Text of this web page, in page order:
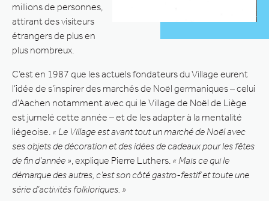
millions de personnes,
attirant des visiteurs
étrangers de plus en
plus nombreux.
C’est en 1987 que les actuels fondateurs du Village eurent
l’idée de s’inspirer des marchés de Noël germaniques – celui
d’Aachen notamment avec qui le Village de Noël de Liège
est jumelé cette année – et de les adapter à la mentalité
liégeoise. « Le Village est avant tout un marché de Noël avec
ses objets de décoration et des idées de cadeaux pour les fêtes
de fin d’année » , explique Pierre Luthers. « Mais ce qui le
démarque des autres, c’est son côté gastro-festif et toute une
série d’activités folkloriques. »